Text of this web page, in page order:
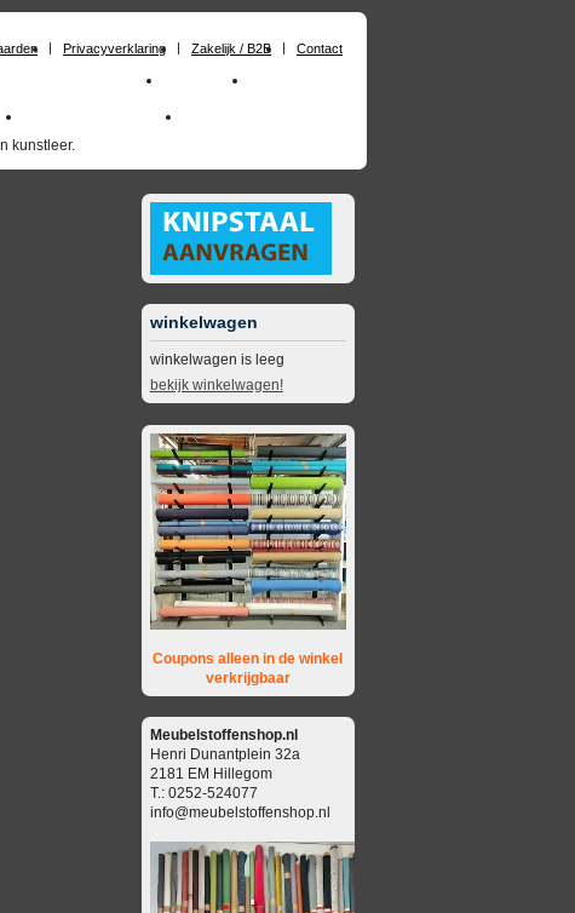
Privacyverklaring Zakelijk / B2B Contact
kunstleer.
Schuimrubber op maat Materialen
skai_kunstleer outdoor
winkelwagen
winkelwagen is leeg
bekijk winkelwagen!
Coupons alleen in de winkel
verkrijgbaar
Meubelstoffenshop.nl
Henri Dunantplein 32a
2181 EM Hillegom
T.: 0252-524077
info@meubelstoffenshop.nl